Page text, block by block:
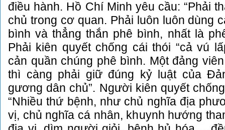
điều hành. Hồ Chí Minh yêu cầu: “Phải
chủ trong cơ quan. Phải luôn luôn dùng
bình và thẳng thắn phê bình, nhất là
Phải kiên quyết chống cái thói “cả vú
cản quần chúng phê bình. Một đảng
thì càng phải giữ đúng kỷ luật của
gương dân chủ”. Người kiên quyết
“Nhiều thứ bệnh, như chủ nghĩa địa
vị, chủ nghĩa cá nhân, khuynh hướng